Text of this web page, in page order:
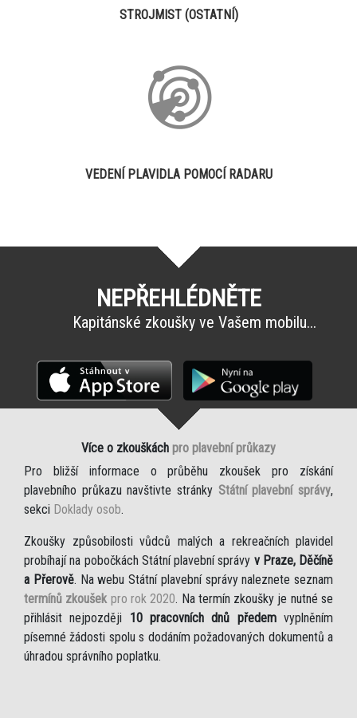
STROJMIST (OSTATNÍ)
VEDENÍ PLAVIDLA POMOCÍ RADARU
NEPŘEHLÉDNĚTE
Kapitánské zkoušky ve Vašem mobilu...
Více o zkouškách pro plavební průkazy
Pro bližší informace o průběhu zkoušek pro získání
plavebního průkazu navštivte stránky Státní plavební správy,
sekci Doklady osob.
Zkoušky způsobilosti vůdců malých a rekreačních plavidel
probíhají na pobočkách Státní plavební správy v Praze, Děčíně
a Přerově. Na webu Státní plavební správy naleznete seznam
termínů zkoušek pro rok 2020. Na termín zkoušky je nutné se
přihlásit nejpozději 10 pracovních dnů předemvyplněním
písemné žádosti spolu s dodáním požadovaných dokumentů a
úhradou správního poplatku.